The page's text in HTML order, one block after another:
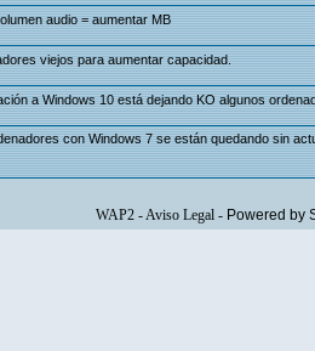
audio = aumentar MB
viejos para aumentar capacidad.
a Windows 10 está dejando KO algunos
con Windows 7 se están quedando sin
WAP2-Aviso Legal- Powered by